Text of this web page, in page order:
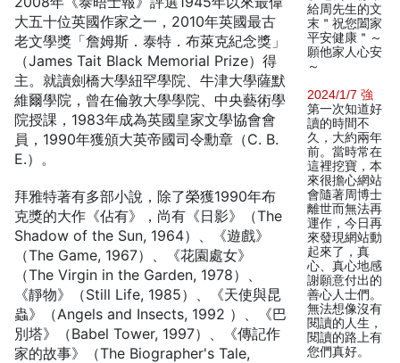
大五十位英國作家之一，2010年英國最古
老文學獎「詹姆斯．泰特．布萊克紀念獎」
（James Tait Black Memorial Prize）得
主。就讀劍橋大學紐罕學院、牛津大學薩默
維爾學院，曾在倫敦大學學院、中央藝術學
院授課，1983年成為英國皇家文學協會會
員，1990年獲頒大英帝國司令勳章（C. B.
E.）。
拜雅特著有多部小說，除了榮獲1990年布
克獎的大作《佔有》，尚有《日影》（The
Shadow of the Sun, 1964）、《遊戲》
（The Game, 1967）、《花園處女》
（The Virgin in the Garden, 1978）、
《靜物》（Still Life, 1985）、《天使與昆
蟲》（Angels and Insects, 1992 ）、《巴
別塔》（Babel Tower, 1997）、《傳記作
家的故事》（The Biographer's Tale,
給周先生的文
末＂祝您闔家
平安健康＂～
願他家人心安
～
2024/1/7 強
第一次知道好
讀的時間不
久，大約兩年
前。當時常在
這裡挖寶，本
來很擔心網站
會隨著周博士
離世而無法再
運作，今日再
來發現網站動
起來了，真
心、真心地感
謝願意付出的
善心人士們。
無法想像沒有
閱讀的人生，
閱讀的路上有
您們真好。